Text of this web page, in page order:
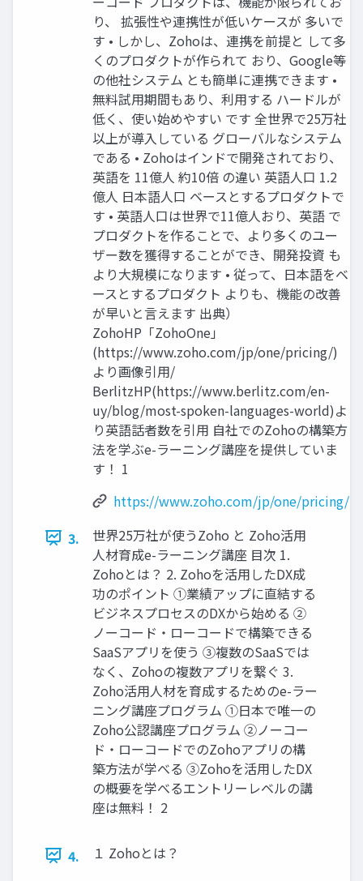
り、 拡張性や連携性が低いケースが 多いで
す • しかし、Zohoは、連携を前提と して多
くのプロダクトが作られて おり、Google等
の他社システム とも簡単に連携できます •
無料試用期間もあり、利用する ハードルが
低く、使い始めやすい です 全世界で25万社
以上が導入している グローバルなシステム
である • Zohoはインドで開発されており、
英語を 11億人 約10倍 の違い 英語人口 1.2
億人 日本語人口 ベースとするプロダクトで
す • 英語人口は世界で11億人おり、英語 で
プロダクトを作ることで、より多くのユー
ザー数を獲得することができ、開発投資 も
より大規模になります • 従って、日本語をベ
ースとするプロダクト よりも、機能の改善
が早いと言えます 出典）
ZohoHP「ZohoOne」
(https://www.zoho.com/jp/one/pricing/)
より画像引用/
BerlitzHP(https://www.berlitz.com/en-
uy/blog/most-spoken-languages-world)よ
り英語話者数を引用 自社でのZohoの構築方
法を学ぶe-ラーニング講座を提供していま
す！ 1
https://www.zoho.com/jp/one/pricing/
3.
世界25万社が使うZoho と Zoho活用
人材育成e-ラーニング講座 目次 1.
Zohoとは？ 2. Zohoを活用したDX成
功のポイント ①業績アップに直結する
ビジネスプロセスのDXから始める ②
ノーコード・ローコードで構築できる
SaaSアプリを使う ③複数のSaaSでは
なく、Zohoの複数アプリを繋ぐ 3.
Zoho活用人材を育成するためのe-ラー
ニング講座プログラム ①日本で唯一の
Zoho公認講座プログラム ②ノーコー
ド・ローコードでのZohoアプリの構
築方法が学べる ③Zohoを活用したDX
の概要を学べるエントリーレベルの講
座は無料！ 2
4. １ Zohoとは？